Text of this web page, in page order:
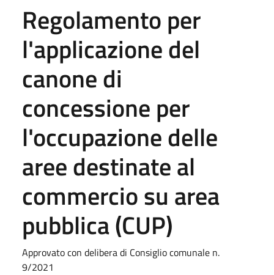
Regolamento per
l'applicazione del
canone di
concessione per
l'occupazione delle
aree destinate al
commercio su area
pubblica (CUP)
Approvato con delibera di Consiglio comunale n.
9/2021